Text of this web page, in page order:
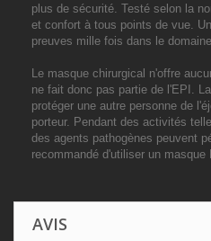
plus de sécurité. Testé selon la
et confort à tous points de vue.
preuves mille fois dans le
Le masque chirurgical n'offre
ne fait donc pas partie de l'EPI.
protéger une autre personne de
porteur. Pendant des activités
des agents pathogènes peuvent
recommandé d'utiliser un masque
AVIS